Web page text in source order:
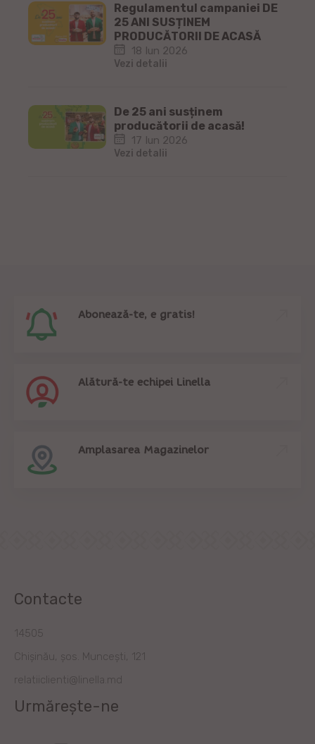
Regulamentul campaniei DE
25 ANI SUSȚINEM
PRODUCĂTORII DE ACASĂ
18 Iun 2026
Vezi detalii
De 25 ani susținem
producătorii de acasă!
17 Iun 2026
Vezi detalii
Abonează-te, e gratis!
Alătură-te echipei Linella
Amplasarea Magazinelor
Contacte
14505
Chișinău, șos. Muncești, 121
relatiiclienti@linella.md
Urmărește-ne